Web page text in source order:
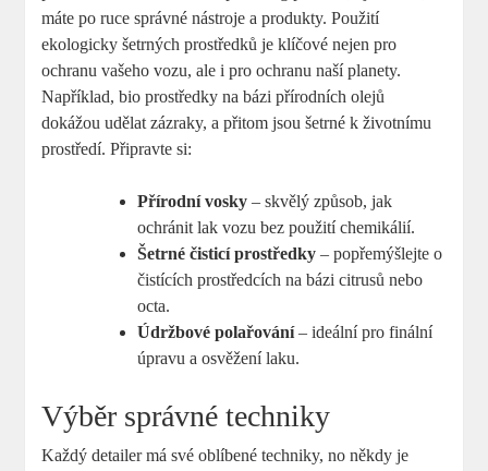
máte po ruce správné nástroje a produkty. Použití
ekologicky šetrných prostředků je klíčové nejen pro
ochranu vašeho vozu, ale i pro ochranu naší planety.
Například, bio prostředky na bázi přírodních olejů
dokážou udělat zázraky, a přitom jsou šetrné k životnímu
prostředí. Připravte si:
Přírodní vosky – skvělý způsob, jak
ochránit lak vozu bez použití chemikálií.
Šetrné čisticí prostředky – popřemýšlejte o
čistících prostředcích na bázi citrusů nebo
octa.
Údržbové polařování– ideální pro finální
úpravu a osvěžení laku.
Výběr správné techniky
Každý detailer má své oblíbené techniky, no někdy je